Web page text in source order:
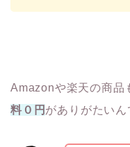
Amazonや楽天の商品
料０円 がありがたいん